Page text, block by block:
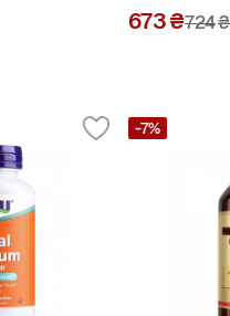
673₴724₴
-7%